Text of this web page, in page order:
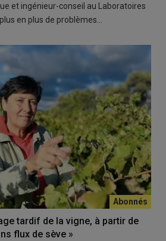
et ingénieur-conseil au Laboratoires
en plus de problèmes…
tardif de la vigne, à partir de
flux de sève »